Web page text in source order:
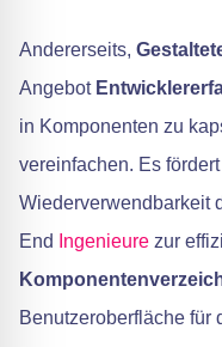
Andererseits,
Angebot
in Komponenten zu
vereinfachen. Es
Wiederverwendbarkeit
End
Ingenieure zur
Benutzeroberfläche für